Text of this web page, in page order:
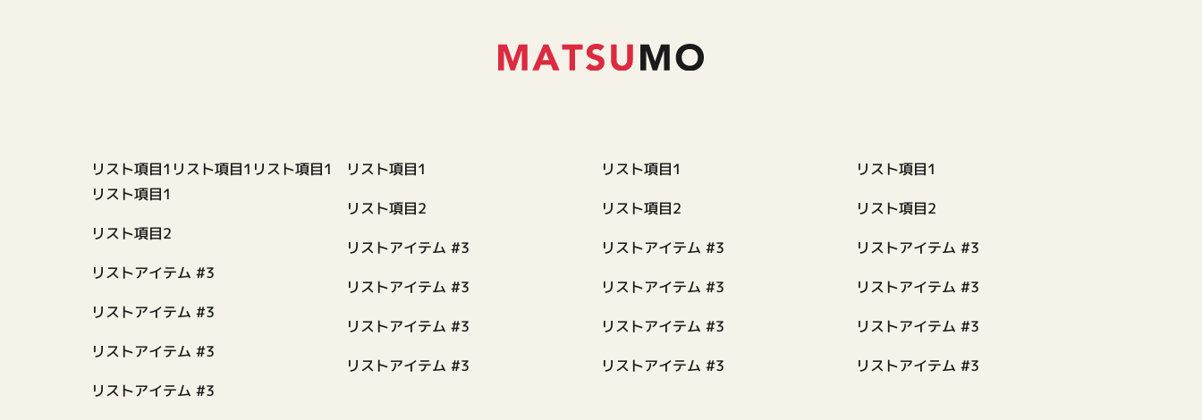
リスト項目1リスト項目1リスト項目1
リスト項目1
リスト項目2
リストアイテム #3
リストアイテム #3
リストアイテム #3
リストアイテム #3
リスト項目1
リスト項目2
リストアイテム #3
リストアイテム #3
リストアイテム #3
リストアイテム #3
リスト項目1
リスト項目2
リストアイテム #3
リストアイテム #3
リストアイテム #3
リストアイテム #3
リスト項目1
リスト項目2
リストアイテム #3
リストアイテム #3
リストアイテム #3
リストアイテム #3